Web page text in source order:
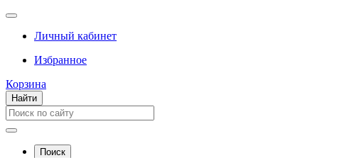
Личный кабинет
Избранное
Корзина
Найти
Поиск